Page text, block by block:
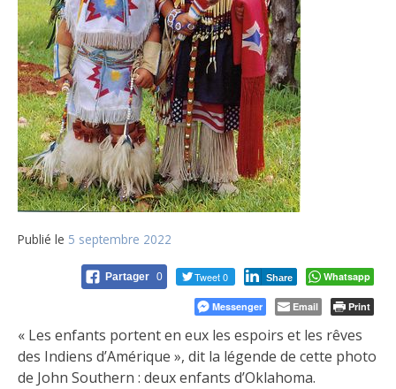
Publié le 5 septembre 2022
Partager 0 Tweet 0 Share Whatsapp
Messenger Email Print
« Les enfants portent en eux les espoirs et les rêves
des Indiens d’Amérique », dit la légende de cette photo
de John Southern : deux enfants d’Oklahoma.